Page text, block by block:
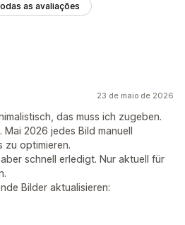
as avaliações
23 de maio de 2026
das muss ich zugeben.
2026 jedes Bild manuell
zu optimieren.
schnell erledigt. Nur aktuell für
Bilder aktualisieren: